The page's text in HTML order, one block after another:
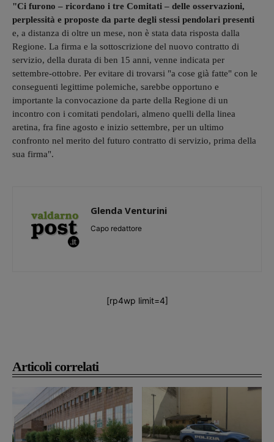
Articoli correlati
"Ci furono – ricordano i tre Comitati – delle osservazioni,
perplessità e proposte da parte degli stessi pendolari presenti
e, a distanza di oltre un mese, non è stata data risposta dalla
Regione. La firma e la sottoscrizione del nuovo contratto di
servizio, della durata di ben 15 anni, venne indicata per
settembre-ottobre. Per evitare di trovarsi "a cose già fatte" con le
conseguenti legittime polemiche, sarebbe opportuno e
importante la convocazione da parte della Regione di un
incontro con i comitati pendolari, almeno quelli della linea
aretina, fra fine agosto e inizio settembre, per un ultimo
confronto nel merito del futuro contratto di servizio, prima della
sua firma".
Glenda Venturini
Capo redattore
[rp4wp limit=4]